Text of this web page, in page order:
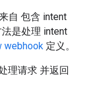
自 包含 intent
是处理 intent
webhook 定义。
理请求 并返回